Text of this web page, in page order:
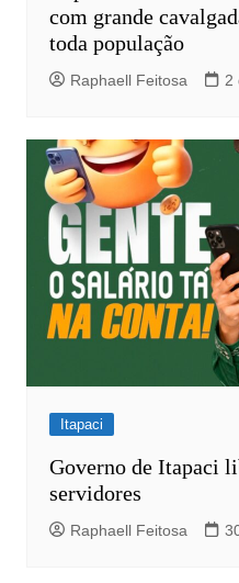
com grande
toda população
Raphaell Feitosa 2
Itapaci
Governo de Itapaci
servidores
Raphaell Feitosa